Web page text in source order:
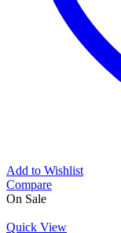
Add to Wishlist
Compare
On Sale
Quick View